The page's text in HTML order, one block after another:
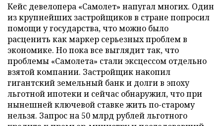
Кейс девелопера «Самолет» напугал многих. Один
из крупнейших застройщиков в стране попросил
помощи у государства, что можно было
расценить как маркер серьезных проблем в
экономике. Но пока все выглядит так, что
проблемы «Самолета» стали эксцессом отдельно
взятой компании. Застройщик накопил
гигантский земельный банк и долги в эпоху
льготной ипотеки и сейчас обнаружил, что при
нынешней ключевой ставке жить по-старому
нельзя. Запрос на 50 млрд рублей льготного